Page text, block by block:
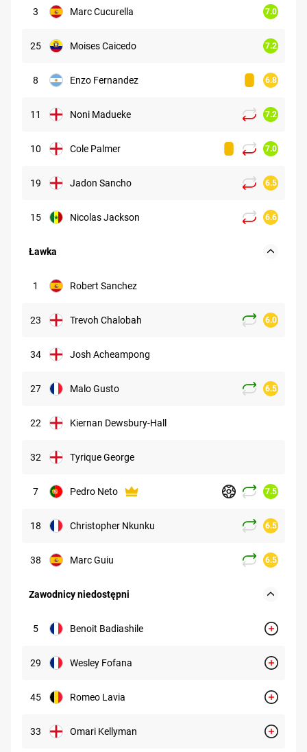
3 Marc Cucurella 7.0
25 Moises Caicedo 7.2
8 Enzo Fernandez 6.8
11 Noni Madueke 7.2
10 Cole Palmer 7.0
19 Jadon Sancho 6.5
15 Nicolas Jackson 6.6
Ławka
1 Robert Sanchez
23 Trevoh Chalobah 6.0
34 Josh Acheampong
27 Malo Gusto 6.5
22 Kiernan Dewsbury-Hall
32 Tyrique George
7 Pedro Neto 7.5
18 Christopher Nkunku 6.5
38 Marc Guiu 6.5
Zawodnicy niedostępni
5 Benoit Badiashile
29 Wesley Fofana
45 Romeo Lavia
33 Omari Kellyman